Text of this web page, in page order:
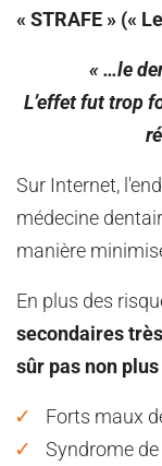
« STRAFE » («
« …le
L’effet fut trop
Sur Internet,
médecine
manière
En plus des
secondaires
sûr pas non
Forts maux
Syndrome